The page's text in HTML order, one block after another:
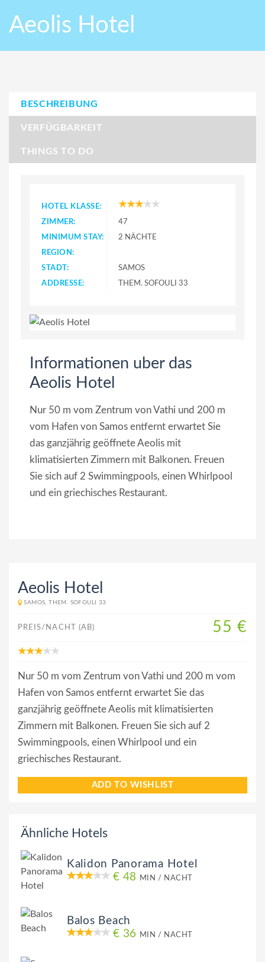
Aeolis Hotel
BESCHREIBUNG
VERFÜGBARKEIT
THINGS TO DO
HOTEL KLASSE:
ZIMMER:
47
MINIMUM STAY:
2 NÄCHTE
REGION:
STADT:
SAMOS
ADDRESSE:
THEM. SOFOULI 33
Informationen uber das
Aeolis Hotel
Nur 50 m vom Zentrum von Vathi und 200 m
vom Hafen von Samos entfernt erwartet Sie
das ganzjährig geöffnete Aeolis mit
klimatisierten Zimmern mit Balkonen. Freuen
Sie sich auf 2 Swimmingpools, einen Whirlpool
und ein griechisches Restaurant.
Aeolis Hotel
SAMOS, THEM. SOFOULI 33
PREIS/NACHT (AB) 55 €
Nur 50 m vom Zentrum von Vathi und 200 m vom
Hafen von Samos entfernt erwartet Sie das
ganzjährig geöffnete Aeolis mit klimatisierten
Zimmern mit Balkonen. Freuen Sie sich auf 2
Swimmingpools, einen Whirlpool und ein
griechisches Restaurant.
ADD TO WISHLIST
Ähnliche Hotels
Kalidon Panorama Hotel
€ 48
MIN / NACHT
Balos Beach
€ 36 MIN / NACHT